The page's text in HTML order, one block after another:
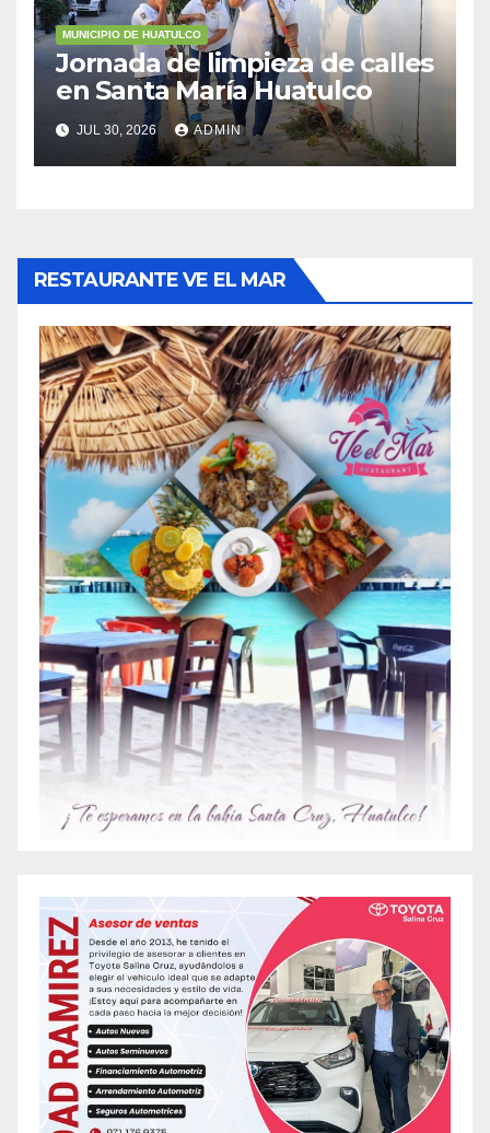
MUNICIPIO DE HUATULCO
Jornada de limpieza de calles
en Santa María Huatulco
JUL 30, 2026 ADMIN
RESTAURANTE VE EL MAR